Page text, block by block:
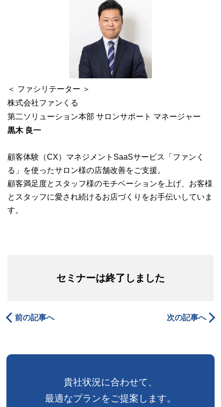
＜ ファシリテーター ＞
株式会社ファンくる
第二ソリューション本部 サロンサポート マネージャー
黒木 良一
顧客体験（CX）マネジメントSaaSサービス「ファンく
る」を使ったサロン様の店舗改善をご支援。
顧客満足度とスタッフ様のモチベーションを上げ、お客様
とスタッフに愛され続けるお店づくりをお手伝いしていま
す。
セミナーは終了しました
前の記事へ 次の記事へ
貴社状況に合わせて、
最適なプランをご提案します。